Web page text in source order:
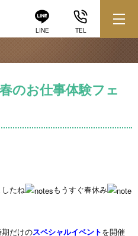
LINE TEL
のお仕事体験フェ
たね
もうすぐ春休み
だけのスペシャルイベントを開催